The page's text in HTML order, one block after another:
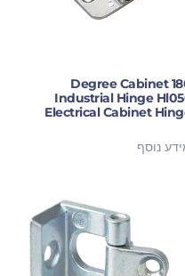
180 Degree Cabinet
Industrial Hinge
Electrical Cabinet
נוסף